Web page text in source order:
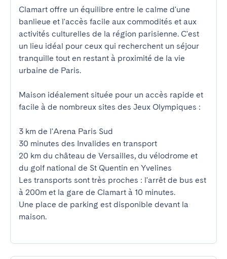
Clamart offre un équilibre entre le calme d'une
banlieue et l'accès facile aux commodités et aux
activités culturelles de la région parisienne. C'est
un lieu idéal pour ceux qui recherchent un séjour
tranquille tout en restant à proximité de la vie
urbaine de Paris.
Maison idéalement située pour un accès rapide et
facile à de nombreux sites des Jeux Olympiques :
3 km de l'Arena Paris Sud
30 minutes des Invalides en transport
20 km du château de Versailles, du vélodrome et
du golf national de St Quentin en Yvelines
Les transports sont très proches : l'arrêt de bus est
à 200m et la gare de Clamart à 10 minutes.
Une place de parking est disponible devant la
maison.